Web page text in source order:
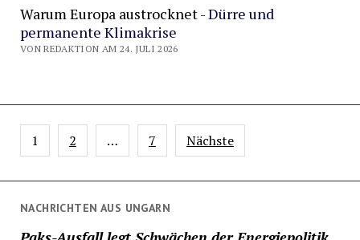
NACHRICHTEN AUS UNGARN
Warum Europa austrocknet -Dürre und
permanente Klimakrise
VON REDAKTION AM 24. JULI 2026
Seitennummerierung
der
1 2 … 7 Nächste